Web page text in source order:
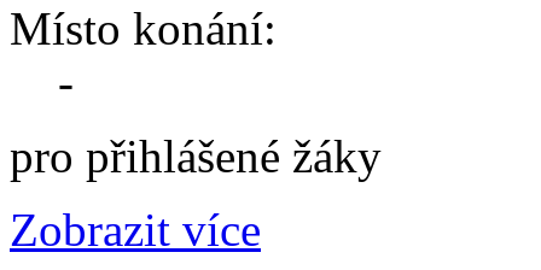
Místo konání:
-
pro přihlášené žáky
Zobrazit více